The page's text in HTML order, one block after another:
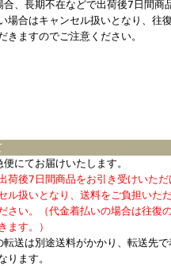
、長期不在などで出荷後7日間商
場合はキャンセル扱いとなり、往
きますのでご注意ください。
にてお届けいたします。
荷後7日間商品をお引き受けいただ
ル扱いとなり、送料をご負担いた
さい。（代金着払いの場合は往復
ます。）
送は別途送料がかかり、転送先で
ります。